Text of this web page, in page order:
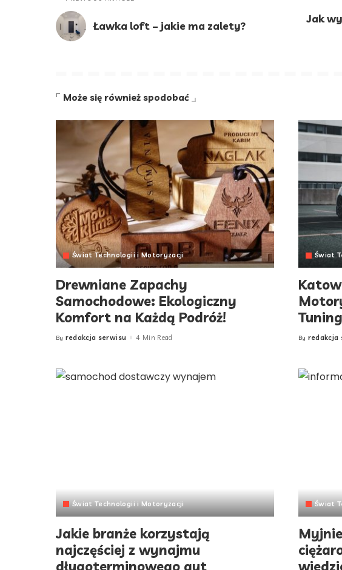
Ławka loft – jakie ma zalety?
Jak
Może się również spodobać
Świat Technologii i Motoryzacji
Drewniane Zapachy
Samochodowe: Ekologiczny
Komfort na Każdą Podróż!
Posted
By redakcja serwisu 4 Min Read
Świat
Posted
By redakcja
Świat Technologii i Motoryzacji
Jakie branże korzystają
najczęściej z wynajmu
długoterminowego aut
Świat